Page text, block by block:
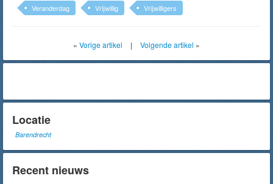
Veranderdag
Vrijwillig Vrijwilligers
« Vorige artikel | Volgende artikel »
Locatie
Barendrecht
Recent nieuws